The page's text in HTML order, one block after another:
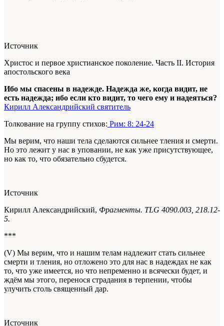
Источник
Христос и первое христианское поколение. Часть II. История
апостольского века
Ибо мы спасены в надежде. Надежда же, когда видит, не
есть надежда; ибо если кто видит, то чего ему и надеяться?
Кирилл Александрийский святитель
Толкование на группу стихов: Рим: 8: 24-24
Мы верим, что наши тела сделаются сильнее тления и смерти.
Но это лежит у нас в уповании, не как уже присутствующее,
но как то, что обязательно сбудется.
Источник
Кирилл Александрийский, Фрагменты. TLG 4090.003, 218.12-
5.
***
(V) Мы верим, что и нашим телам надлежит стать сильнее
смерти и тления, но отложено это для нас в надеждах не как
то, что уже имеется, но что непременно и всячески будет, и
ждём мы этого, перенося страдания в терпении, чтобы
улучить столь священный дар.
Источник